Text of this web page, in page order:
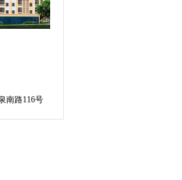
南路116号